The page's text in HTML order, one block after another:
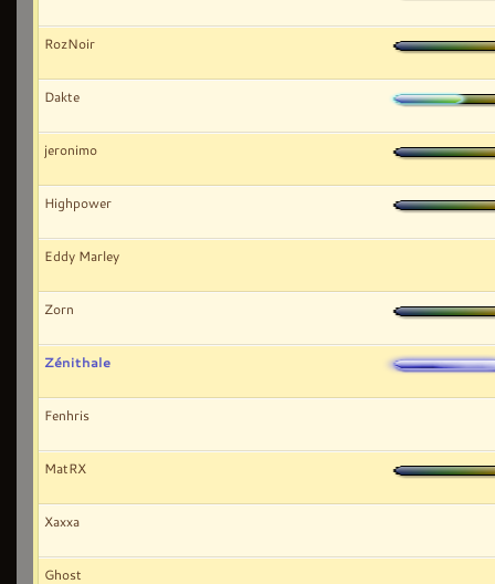
RozNoir
Dakte
jeronimo
Highpower
Eddy Marley
Zorn
Zénithale
Fenhris
MatRX
Xaxxa
Ghost